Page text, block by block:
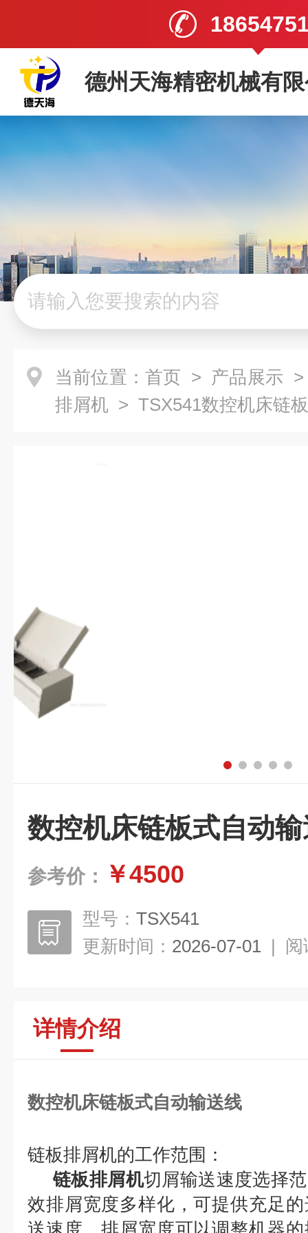
德州天海精密机械有
当前位置： 首页 > 产品展示
排屑机 > TSX541数控机床链
数控机床链板式自动
参考价： ￥4500
型号： TSX541
更新时间： 2026-07-01 | 阅
详情介绍
数控机床链板式自动输送线
链板排屑机的工作范围：
链板排屑机切屑输送速度选择
效排屑宽度多样化，可提供充足
送速度、排屑宽度可以调整机器